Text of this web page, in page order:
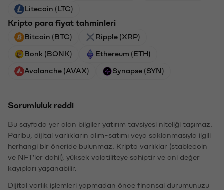
Litecoin (LTC)
Kripto para fiyat tahminleri
Bitcoin (BTC) Ripple (XRP)
Bonk (BONK) Ethereum (ETH)
Avalanche (AVAX) Synapse (SYN)
Sorumluluk reddi
Bu sayfada yer alan bilgiler yatırım tavsiyesi niteliği taşımaz.
Paribu, dijital varlıkların alım-satımı veya saklanmasıyla ilgili
herhangi bir öneride bulunmaz. Kripto varlıklar (stablecoin
ve NFT'ler dahil), yüksek volatiliteye sahiptir ve ani değer
kayıpları yaşanabilir.
Dijital varlık işlemleri yapmadan önce finansal durumunuzu